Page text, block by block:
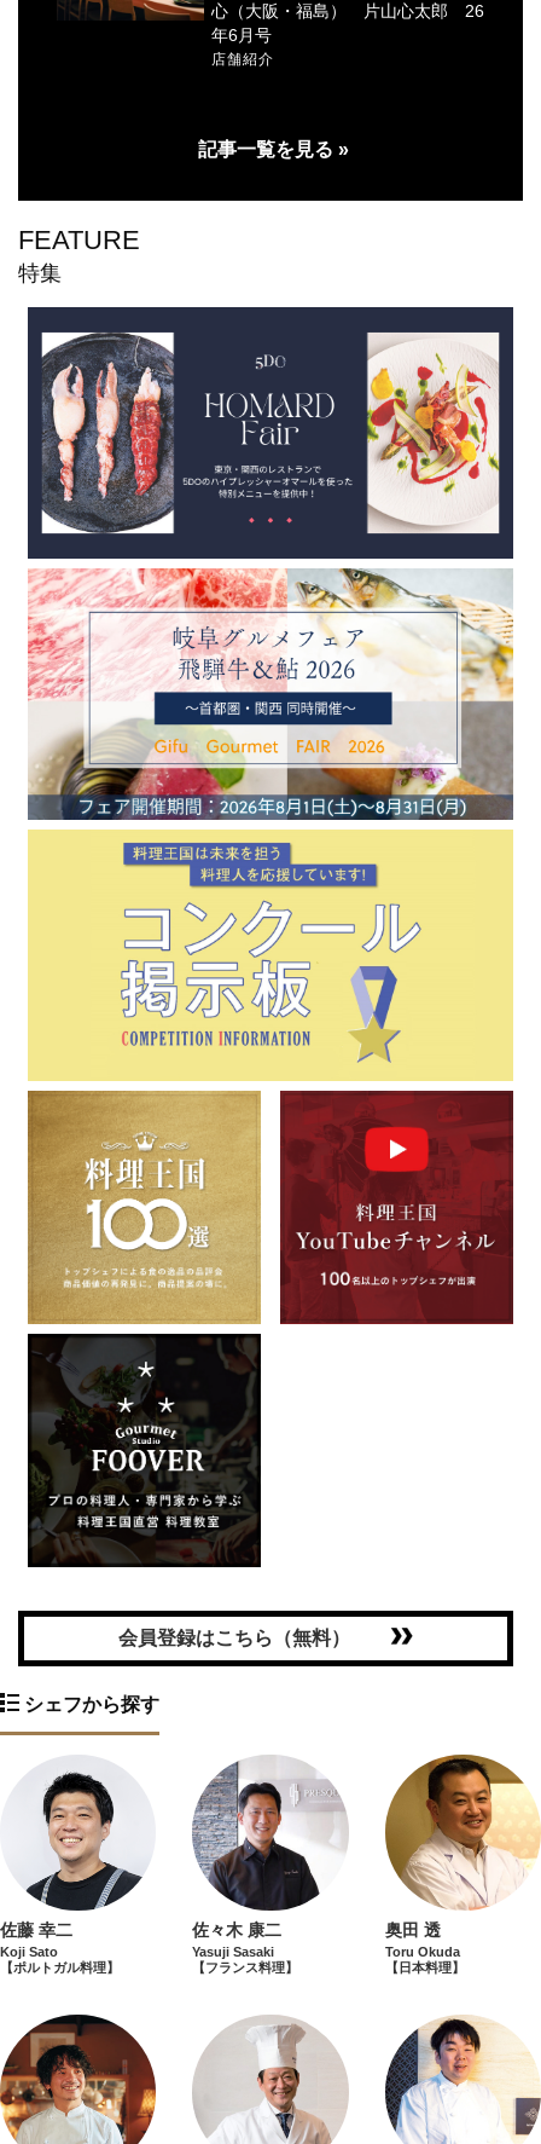
心（大阪・福島） 片山心太郎 26
年6月号
店舗紹介
記事一覧を見る »
FEATURE
特集
会員登録はこちら（無料）
シェフから探す
佐藤 幸二
Koji Sato
【ポルトガル料理】
佐々木 康二
Yasuji Sasaki
【フランス料理】
奥田 透
Toru Okuda
【日本料理】